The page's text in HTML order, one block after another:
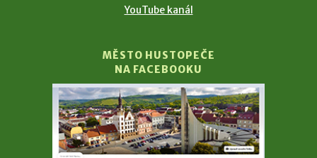
YouTube kanál
MĚSTO HUSTOPEČE
NA FACEBOOKU